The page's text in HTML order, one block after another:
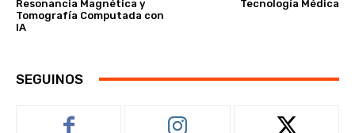
Resonancia Magnética y
Tomografía Computada con
IA
Tecnología Médica
SEGUINOS